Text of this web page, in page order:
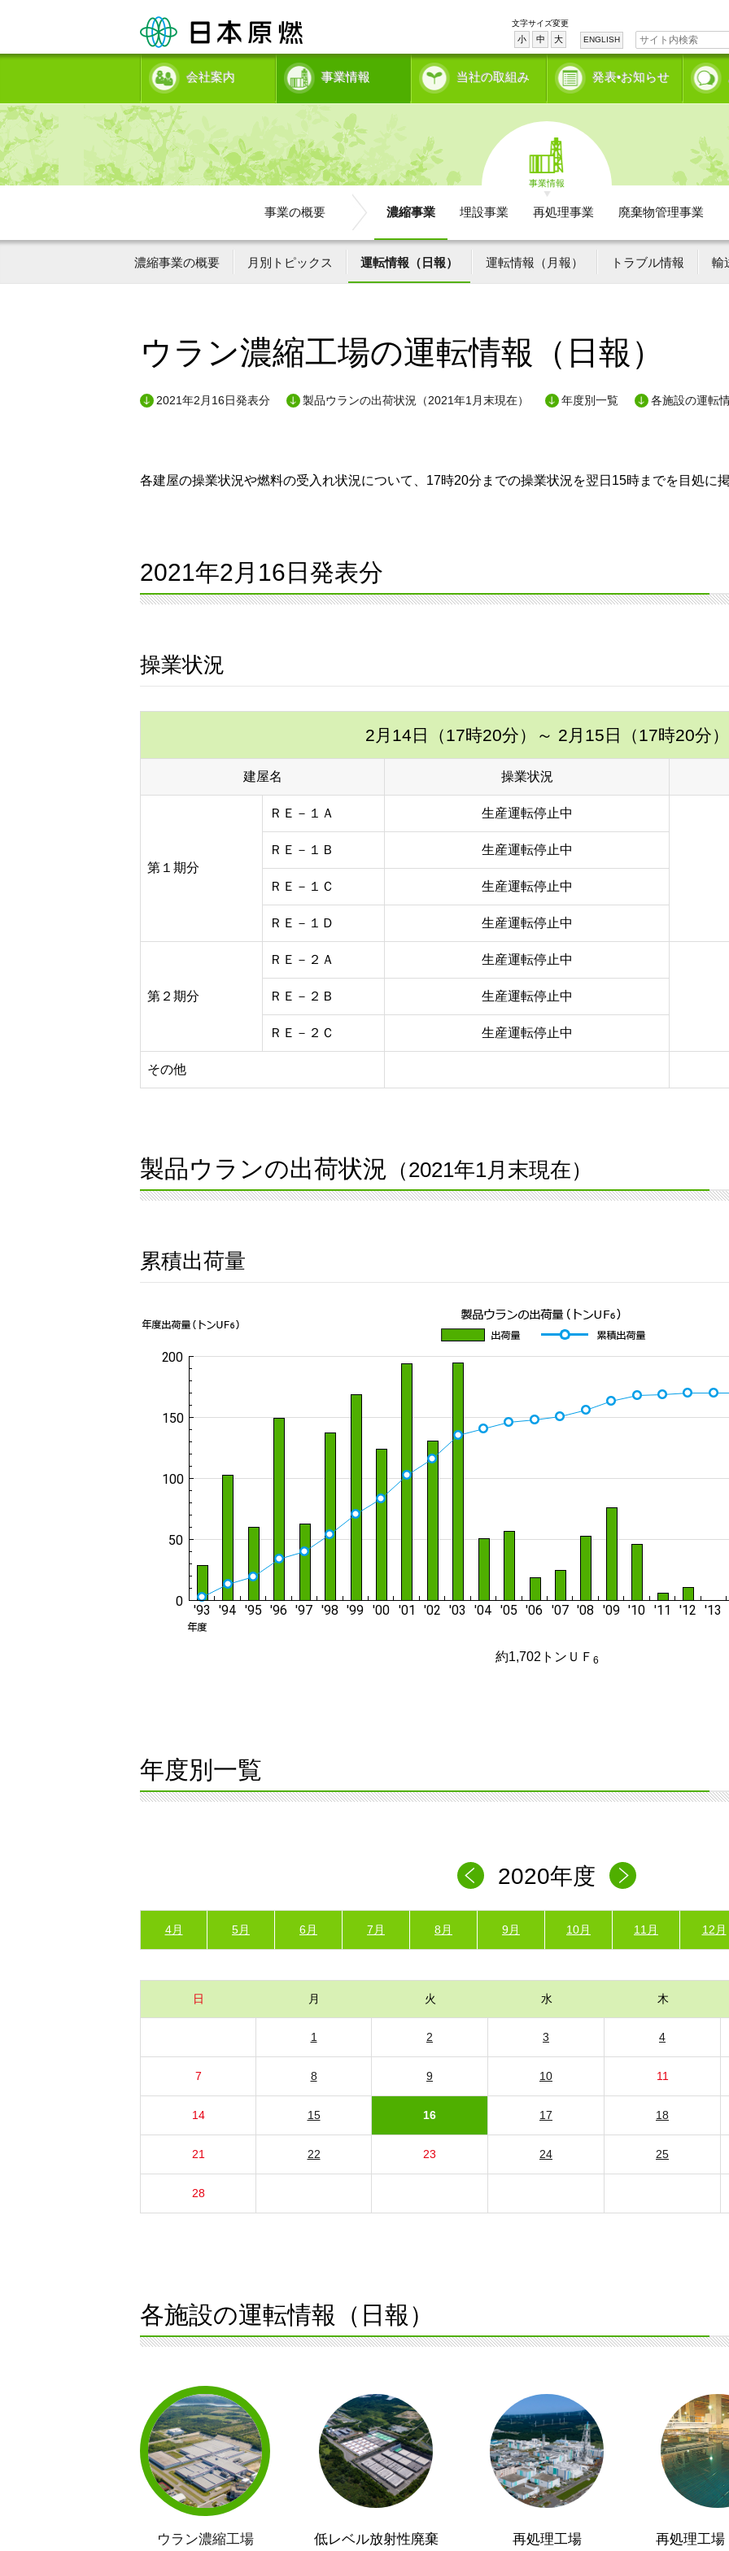
文字サイズ変更
小 中 大 ENGLISH
会社案内 事業情報 当社の取組み 発表•お知らせ
事業情報
事業の概要 濃縮事業 埋設事業 再処理事業 廃棄物管理事業
濃縮事業の概要 月別トピックス 運転情報（日報） 運転情報（月報） トラブル情報 輸
ウラン濃縮工場の運転情報（日報）
2021年2月16日発表分 製品ウランの出荷状況（2021年1月末現在） 年度別一覧 各施設の運転
各建屋の操業状況や燃料の受入れ状況について、17時20分までの操業状況を翌日15時までを目処に
2021年2月16日発表分
操業状況
2月14日（17時20分） ～ 2月15日（17時20分）
建屋名 操業状況
第１期分
ＲＥ－１Ａ 生産運転停止中
ＲＥ－１Ｂ 生産運転停止中
ＲＥ－１Ｃ 生産運転停止中
ＲＥ－１Ｄ 生産運転停止中
第２期分
ＲＥ－２Ａ 生産運転停止中
ＲＥ－２Ｂ 生産運転停止中
ＲＥ－２Ｃ 生産運転停止中
その他
製品ウランの出荷状況 （2021年1月末現在）
累積出荷量
約1,702トンＵＦ 6
年度別一覧
2020年度
4月 5月 6月 7月 8月 9月 10月 11月 12月
日 月 火 水 木
1 2 3 4
7 8 9 10 11
14 15 16 17 18
21 22 23 24 25
28
各施設の運転情報（日報）
ウラン濃縮工場 低レベル放射性廃棄 再処理工場 再処理工場